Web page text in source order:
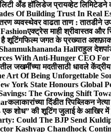
अँड हॉलिडेज प्रायव्हेट
Of Building Trust In Real
व्यवस्थेवर वाढता ताण : तातडीने
एक्ट्रेस माही श्रीवास्तव और
है शूटिंगफिल्म जगत के प्रख्यात अशफ़ाक
Hallराहुल
With Anti-Hunger CEO
जखमींच्या मदतीसाठी धावले
Of Being Unforgettable
York State Honours Global
The Growing Shift
कलाकारांच्या दिंडीत रिपब्लिकन
एक शोध” की शूटिंग जुलाई के आखिर में
Could The BJP Send
Kashyap Chandhock